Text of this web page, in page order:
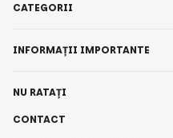
CONTACT
CATEGORII
INFORMAȚII IMPORTANTE
NU RATAȚI